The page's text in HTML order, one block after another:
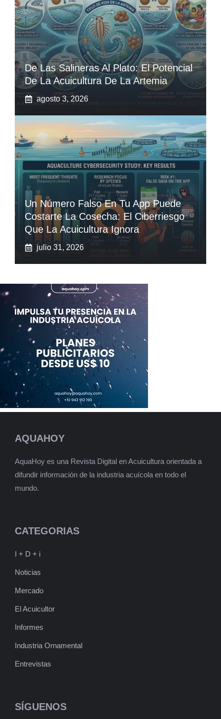
De Las Salineras Al Plato: El Potencial
De La Acuicultura De La Artemia
agosto 3, 2026
Un Número Falso En Tu App Puede
Costarte La Cosecha: El Ciberriesgo
Que La Acuicultura Ignora
julio 31, 2026
AQUAHOY
AquaHoy es una Revista Digital en Acuicultura orientada a
difundir información de la industria acuícola en todo el
mundo.
CATEGORIAS
I + D + i
Noticias
Mercado
El Acuicultor
Informes
Industria Ornamental
Entrevistas
SÍGUENOS